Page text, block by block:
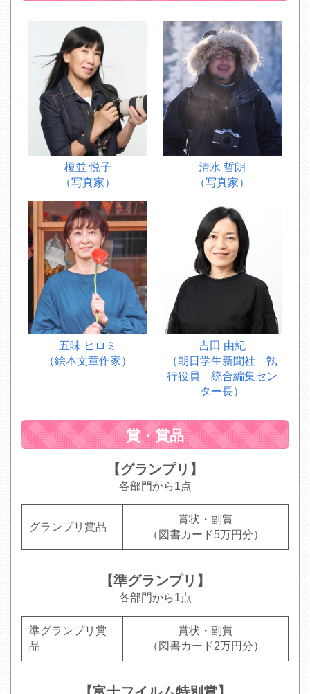
榎並 悦子
（写真家）
清水 哲朗
（写真家）
五味 ヒロミ
（絵本文章作家）
吉田 由紀
（朝日学生新聞社 執
行役員 統合編集セン
ター長）
賞・賞品
【グランプリ】
各部門から1点
グランプリ賞品
賞状・副賞
（図書カード5万円分）
【準グランプリ】
各部門から1点
準グランプリ賞
品
賞状・副賞
（図書カード2万円分）